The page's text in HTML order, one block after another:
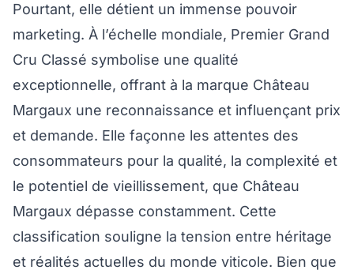
Pourtant, elle détient un immense pouvoir
marketing. À l’échelle mondiale, Premier Grand
Cru Classé symbolise une qualité
exceptionnelle, offrant à la marque Château
Margaux une reconnaissance et influençant prix
et demande. Elle façonne les attentes des
consommateurs pour la qualité, la complexité et
le potentiel de vieillissement, que Château
Margaux dépasse constamment. Cette
classification souligne la tension entre héritage
et réalités actuelles du monde viticole. Bien que